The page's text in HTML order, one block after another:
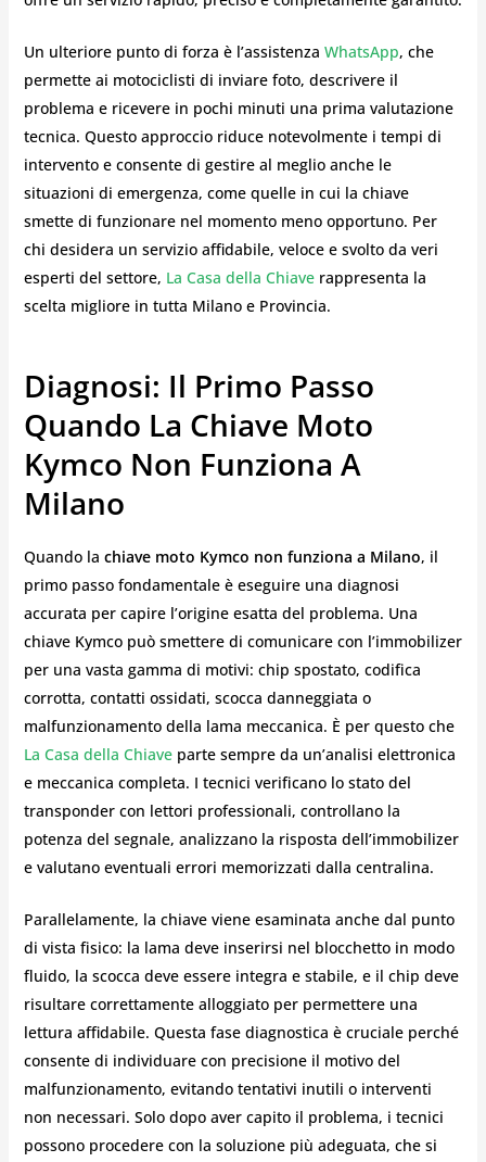
Un ulteriore punto di forza è l’assistenza WhatsApp, che
permette ai motociclisti di inviare foto, descrivere il
problema e ricevere in pochi minuti una prima valutazione
tecnica. Questo approccio riduce notevolmente i tempi di
intervento e consente di gestire al meglio anche le
situazioni di emergenza, come quelle in cui la chiave
smette di funzionare nel momento meno opportuno. Per
chi desidera un servizio affidabile, veloce e svolto da veri
esperti del settore, La Casa della Chiave rappresenta la
scelta migliore in tutta Milano e Provincia.
Diagnosi: Il Primo Passo
Quando La Chiave Moto
Kymco Non Funziona A
Milano
Quando la chiave moto Kymco non funziona a Milano, il
primo passo fondamentale è eseguire una diagnosi
accurata per capire l’origine esatta del problema. Una
chiave Kymco può smettere di comunicare con l’immobilizer
per una vasta gamma di motivi: chip spostato, codifica
corrotta, contatti ossidati, scocca danneggiata o
malfunzionamento della lama meccanica. È per questo che
La Casa della Chiaveparte sempre da un’analisi elettronica
e meccanica completa. I tecnici verificano lo stato del
transponder con lettori professionali, controllano la
potenza del segnale, analizzano la risposta dell’immobilizer
e valutano eventuali errori memorizzati dalla centralina.
Parallelamente, la chiave viene esaminata anche dal punto
di vista fisico: la lama deve inserirsi nel blocchetto in modo
fluido, la scocca deve essere integra e stabile, e il chip deve
risultare correttamente alloggiato per permettere una
lettura affidabile. Questa fase diagnostica è cruciale perché
consente di individuare con precisione il motivo del
malfunzionamento, evitando tentativi inutili o interventi
non necessari. Solo dopo aver capito il problema, i tecnici
possono procedere con la soluzione più adeguata, che si